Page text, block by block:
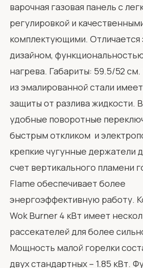
варочная газовая панель с
регулировкой и
комплектующими. Отличается
дизайном,
нагрева. Габариты: 59.5/52
из эмалированной стали
защиты от разлива жидкости.
удобные поворотные
быстрым откликом и
крепкие чугунные держатели
счет вертикального пламени
Flame обеспечивает более
энергоэффективную работу.
Wok Burner 4 кВт имеет
рассекателей для более
Мощность малой горелки
двух стандартных – 1.85 кВт.